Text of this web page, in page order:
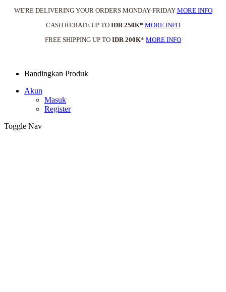
WE'RE DELIVERING YOUR ORDERS MONDAY-FRIDAY MORE INFO
CASH REBATE UP TO IDR 250K* MORE INFO
FREE SHIPPING UP TO IDR 200K* MORE INFO
Bandingkan Produk
Akun
Masuk
Register
Toggle Nav